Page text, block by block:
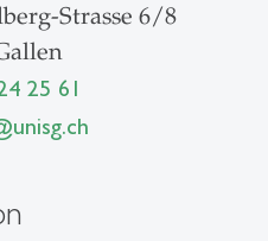
Strasse 6/8
25 61
unisg.ch